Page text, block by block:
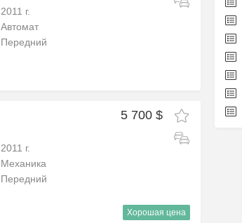
2011 г.
Автомат
Передний
5 700 $
2011 г.
Механика
Передний
Хорошая цена